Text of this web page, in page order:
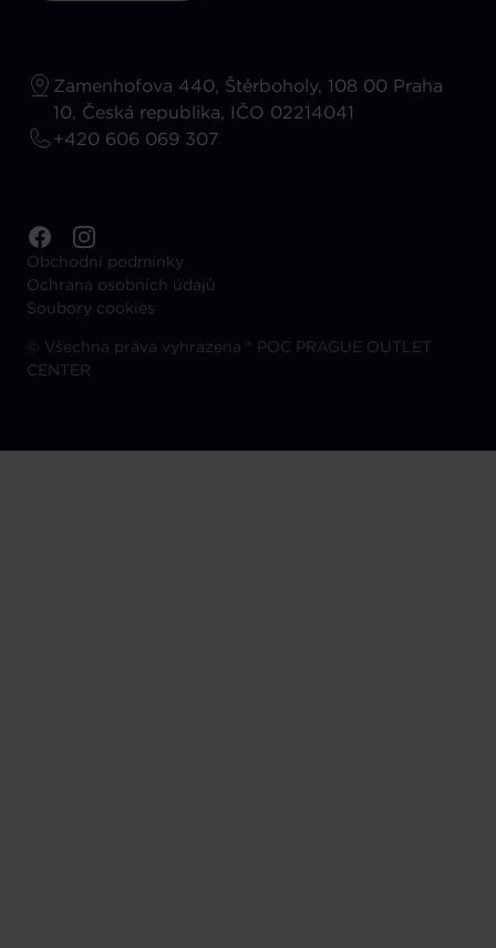
Zamenhofova 440, Štěrboholy, 108 00 Praha
10, Česká republika, IČO 02214041
+420 606 069 307
Obchodní podmínky
Ochrana osobních údajů
Soubory cookies
© Všechna práva vyhrazena ® POC PRAGUE OUTLET
CENTER